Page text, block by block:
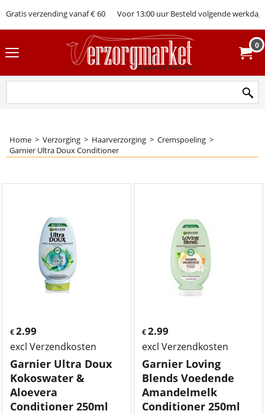
Gratis verzending vanaf € 60 Voor 13:00 uur Besteld volgende werkdag
0
Home > Verzorging > Haarverzorging > Cremspoeling >
Garnier Ultra Doux Conditioner
€ 2.99
excl Verzendkosten
Garnier Ultra Doux
Kokoswater &
Aloevera
Conditioner 250ml
€2.99
excl Verzendkosten
Garnier Loving
Blends Voedende
Amandelmelk
Conditioner 250ml